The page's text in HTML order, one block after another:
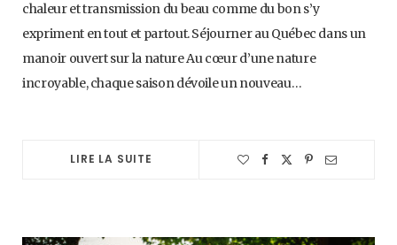
chaleur et transmission du beau comme du bon s’y
expriment en tout et partout. Séjourner au Québec dans un
manoir ouvert sur la nature Au cœur d’une nature
incroyable, chaque saison dévoile un nouveau…
LIRE LA SUITE